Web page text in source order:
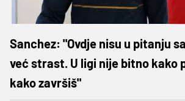
Sanchez: "Ovdje nisu u pitanju
već strast. U ligi nije bitno kako
kako završiš"